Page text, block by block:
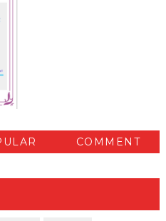
COMMENT